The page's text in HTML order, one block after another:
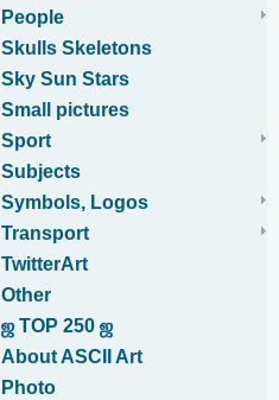
People
Skulls Skeletons
Sky Sun Stars
Small pictures
Sport
Subjects
Symbols, Logos
Transport
TwitterArt
Other
ஜ TOP 250 ஜ
About ASCII Art
Photo